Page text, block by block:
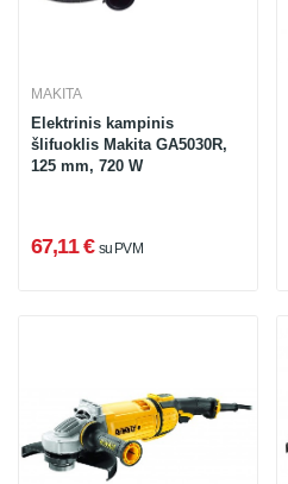
MAKITA
Elektrinis kampinis
šlifuoklis Makita GA5030R,
125 mm, 720 W
67,11 € su PVM